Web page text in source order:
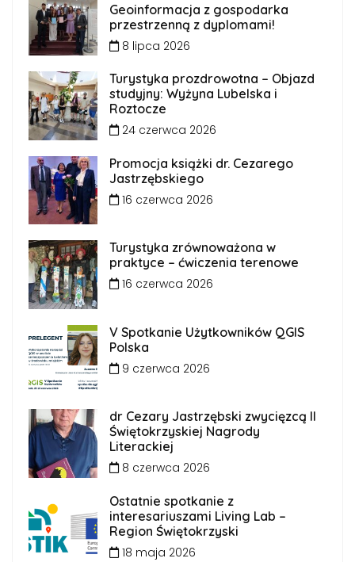
Geoinformacja z gospodarka
przestrzenną z dyplomami!
8 lipca 2026
Turystyka prozdrowotna – Objazd
studyjny: Wyżyna Lubelska i
Roztocze
24 czerwca 2026
Promocja książki dr. Cezarego
Jastrzębskiego
16 czerwca 2026
Turystyka zrównoważona w
praktyce – ćwiczenia terenowe
16 czerwca 2026
V Spotkanie Użytkowników QGIS
Polska
9 czerwca 2026
dr Cezary Jastrzębski zwycięzcą II
Świętokrzyskiej Nagrody
Literackiej
8 czerwca 2026
Ostatnie spotkanie z
interesariuszami Living Lab –
Region Świętokrzyski
18 maja 2026